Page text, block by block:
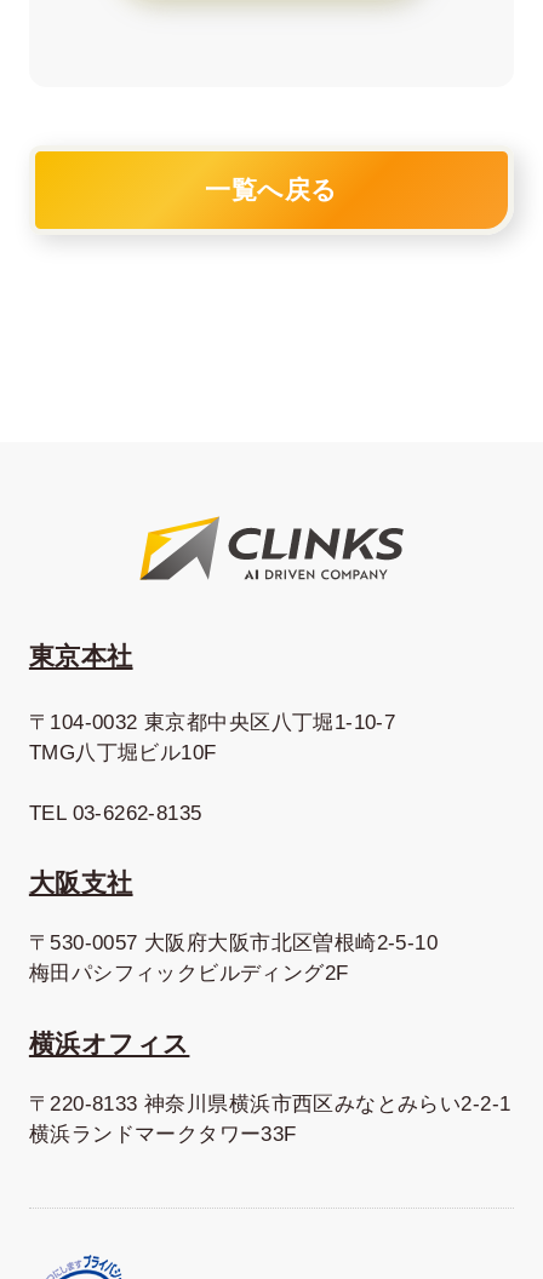
一覧へ戻る
東京本社
〒104-0032 東京都中央区八丁堀1-10-7
TMG八丁堀ビル10F
TEL 03-6262-8135
大阪支社
〒530-0057 大阪府大阪市北区曽根崎2-5-10
梅田パシフィックビルディング2F
横浜オフィス
〒220-8133 神奈川県横浜市西区みなとみらい2-2-1
横浜ランドマークタワー33F